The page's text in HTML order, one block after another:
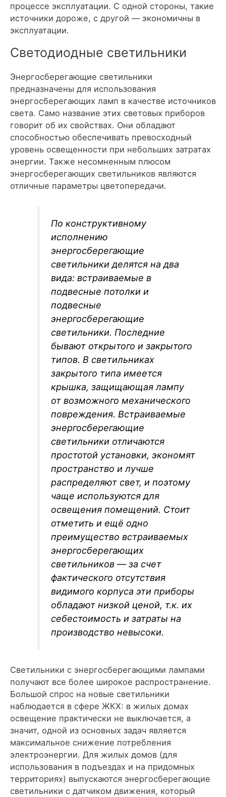
процессе эксплуатации. С одной стороны, такие
источники дороже, с другой — экономичны в
эксплуатации.
Светодиодные светильники
Энергосберегающие светильники
предназначены для использования
энергосберегающих ламп в качестве источников
света. Само название этих световых приборов
говорит об их свойствах. Они обладают
способностью обеспечивать превосходный
уровень освещенности при небольших затратах
энергии. Также несомненным плюсом
энергосберегающих светильников являются
отличные параметры цветопередачи.
По конструктивному
исполнению
энергосберегающие
светильники делятся на два
вида: встраиваемые в
подвесные потолки и
подвесные
энергосберегающие
светильники. Последние
бывают открытого и закрытого
типов. В светильниках
закрытого типа имеется
крышка, защищающая лампу
от возможного механического
повреждения. Встраиваемые
энергосберегающие
светильники отличаются
простотой установки, экономят
пространство и лучше
распределяют свет, и поэтому
чаще используются для
освещения помещений. Стоит
отметить и ещё одно
преимущество встраиваемых
энергосберегающих
светильников — за счет
фактического отсутствия
видимого корпуса эти приборы
обладают низкой ценой, т.к. их
себестоимость и затраты на
производство невысоки.
Светильники с энергосберегающими лампами
получают все более широкое распространение.
Большой спрос на новые светильники
наблюдается в сфере ЖКХ: в жилых домах
освещение практически не выключается, а
значит, одной из основных задач является
максимальное снижение потребления
электроэнергии. Для жилых домов (для
использования в подъездах и на придомных
территориях) выпускаются энергосберегающие
светильники с датчиком движения, который